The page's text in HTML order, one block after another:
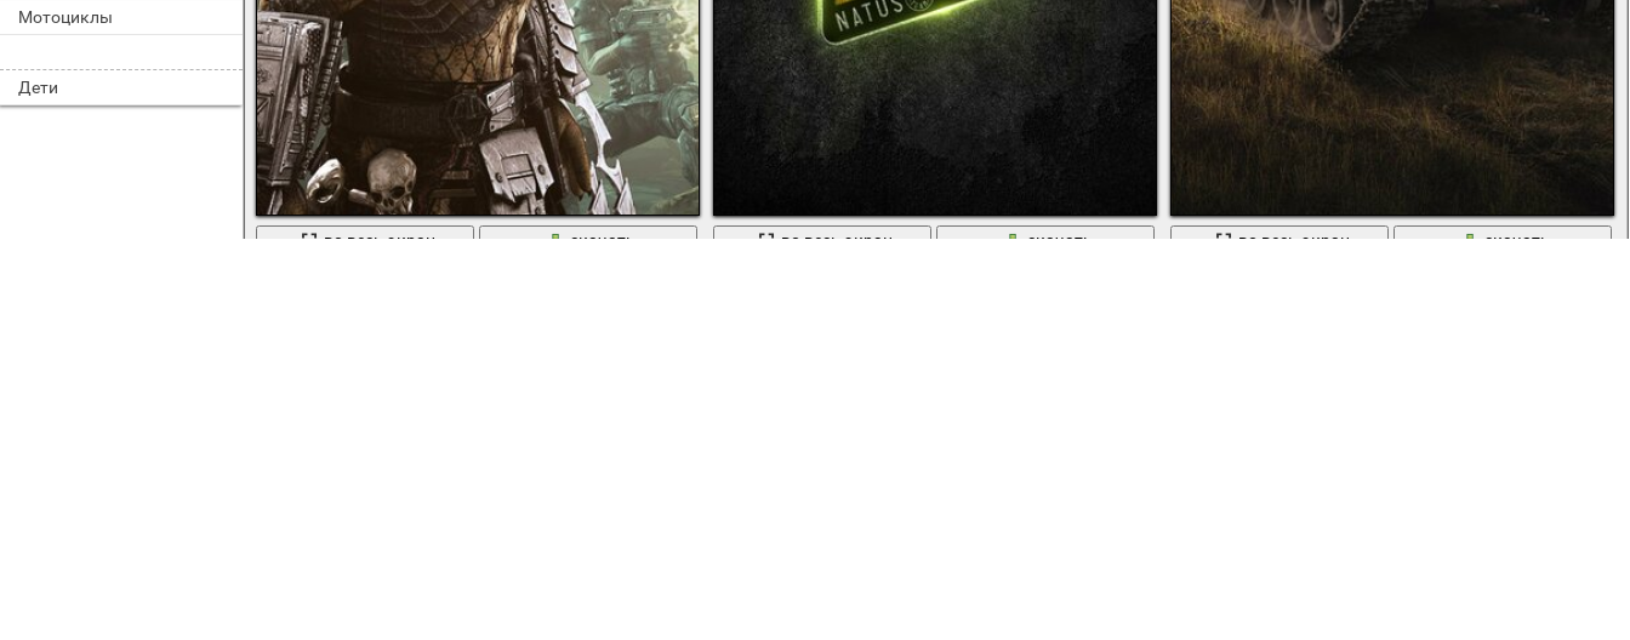
Мотоциклы
Дети
во весь экран
скачать
во весь экран
скачать
во весь экран
скачать